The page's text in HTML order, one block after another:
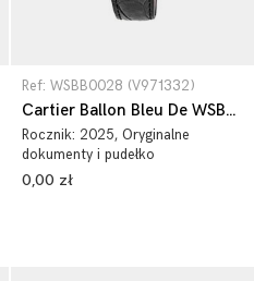
Ref: WSBB0028 (V971332)
Cartier Ballon Bleu De WSBB0028
Rocznik: 2025, Oryginalne
dokumenty i pudełko
0,00 zł